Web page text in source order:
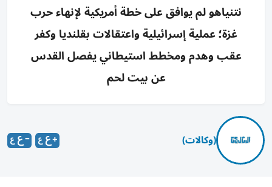
نتنياهو لم يوافق على خطة أمريكية لإنهاء حرب
غزة؛ عملية إسرائيلية واعتقالات بقلنديا وكفر
عقب وهدم ومخطط استيطاني يفصل القدس
عن بيت لحم
(وكالات)